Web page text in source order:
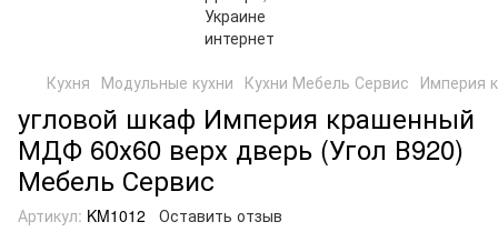
Кухня Модульные кухни Кухни Мебель Сервис Империя
угловой шкаф Империя крашенный
МДФ 60х60 верх дверь (Угол В920)
Мебель Сервис
Артикул: KM1012 Оставить отзыв